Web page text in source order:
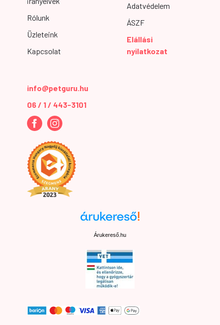
Rólunk
Üzleteink
Kapcsolat
Adatvédelem
ÁSZF
Elállási
nyilatkozat
info@petguru.hu
06 / 1 / 443-3101
Árukereső.hu